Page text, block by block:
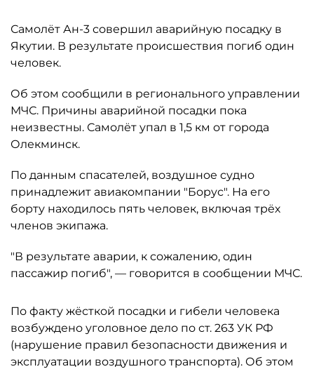
Самолёт Ан-3 совершил аварийную посадку в
Якутии. В результате происшествия погиб один
человек.
Об этом сообщили в регионального управлении
МЧС. Причины аварийной посадки пока
неизвестны. Самолёт упал в 1,5 км от города
Олекминск.
По данным спасателей, воздушное судно
принадлежит авиакомпании "Борус". На его
борту находилось пять человек, включая трёх
членов экипажа.
"В результате аварии, к сожалению, один
пассажир погиб", — говорится в сообщении МЧС.
По факту жёсткой посадки и гибели человека
возбуждено уголовное дело по ст. 263 УК РФ
(нарушение правил безопасности движения и
эксплуатации воздушного транспорта). Об этом